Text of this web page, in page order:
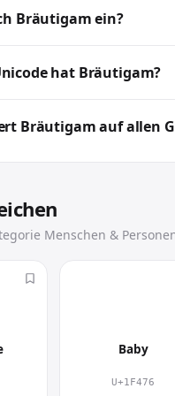
Bräutigam vor allem
Bräutigam ein?
Stelle wieder ein.
hat Bräutigam?
Bräutigam auf allen
Menschen &
Baby
U+1F476